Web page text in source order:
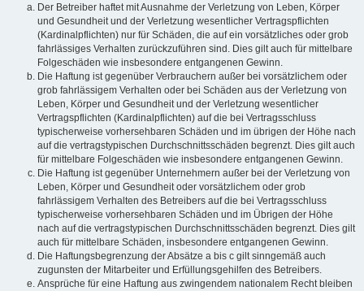
Der Betreiber haftet mit Ausnahme der Verletzung von Leben, Körper
und Gesundheit und der Verletzung wesentlicher Vertragspflichten
(Kardinalpflichten) nur für Schäden, die auf ein vorsätzliches oder grob
fahrlässiges Verhalten zurückzuführen sind. Dies gilt auch für mittelbare
Folgeschäden wie insbesondere entgangenen Gewinn.
Die Haftung ist gegenüber Verbrauchern außer bei vorsätzlichem oder
grob fahrlässigem Verhalten oder bei Schäden aus der Verletzung von
Leben, Körper und Gesundheit und der Verletzung wesentlicher
Vertragspflichten (Kardinalpflichten) auf die bei Vertragsschluss
typischerweise vorhersehbaren Schäden und im übrigen der Höhe nach
auf die vertragstypischen Durchschnittsschäden begrenzt. Dies gilt auch
für mittelbare Folgeschäden wie insbesondere entgangenen Gewinn.
Die Haftung ist gegenüber Unternehmern außer bei der Verletzung von
Leben, Körper und Gesundheit oder vorsätzlichem oder grob
fahrlässigem Verhalten des Betreibers auf die bei Vertragsschluss
typischerweise vorhersehbaren Schäden und im Übrigen der Höhe
nach auf die vertragstypischen Durchschnittsschäden begrenzt. Dies gilt
auch für mittelbare Schäden, insbesondere entgangenen Gewinn.
Die Haftungsbegrenzung der Absätze a bis c gilt sinngemäß auch
zugunsten der Mitarbeiter und Erfüllungsgehilfen des Betreibers.
Ansprüche für eine Haftung aus zwingendem nationalem Recht bleiben